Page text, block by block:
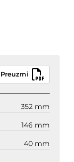
Preuzmi
352 mm
146 mm
40 mm